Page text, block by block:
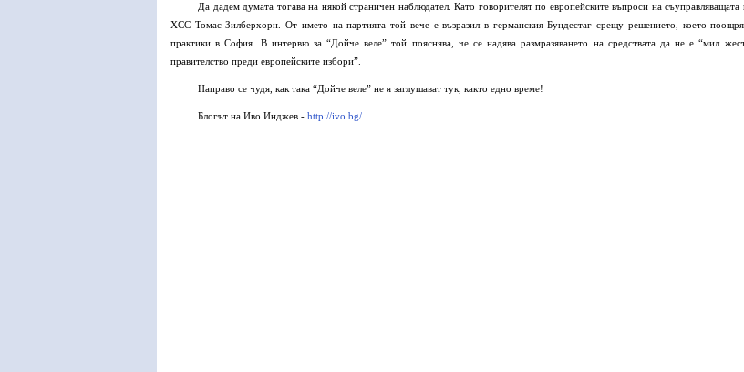
Да дадем думата тогава на някой страничен наблюдател. Като говорителят по европейските въпроси на съуправляващата
ХСС Томас Зилберхорн. От името на партията той вече е възразил в германския Бундестаг срещу решението, което
практики в София. В интервю за “Дойче веле” той пояснява, че се надява размразяването на средствата да не е “мил
правителство преди европейските избори”.
Направо се чудя, как така “Дойче веле” не я заглушават тук, както едно време!
Блогът на Иво Инджев - http://ivo.bg/